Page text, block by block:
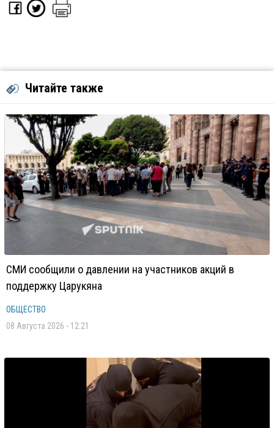
Читайте также
СМИ сообщили о давлении на участников акций в
поддержку Царукяна
ОБЩЕСТВО
08 Августа 2026 - 12:21